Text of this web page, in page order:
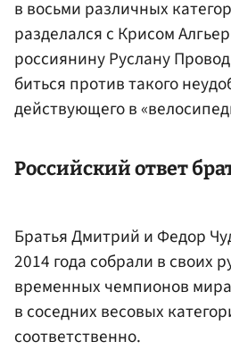
в восьми различных
разделался с Крисом
россиянину Руслану
биться против такого
действующего в
Российский ответ
Братья Дмитрий и Федор
2014 года собрали в своих
временных чемпионов
в соседних весовых
соответственно.